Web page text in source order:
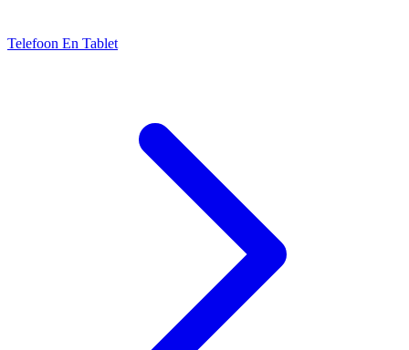
Telefoon En Tablet